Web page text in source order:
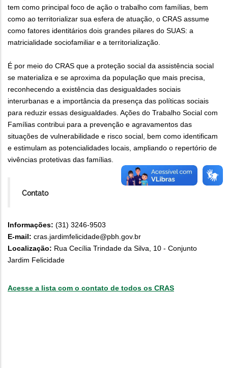
tem como principal foco de ação o trabalho com famílias, bem
como ao territorializar sua esfera de atuação, o CRAS assume
como fatores identitários dois grandes pilares do SUAS: a
matricialidade sociofamiliar e a territorialização.
É por meio do CRAS que a proteção social da assistência social
se materializa e se aproxima da população que mais precisa,
reconhecendo a existência das desigualdades sociais
interurbanas e a importância da presença das políticas sociais
para reduzir essas desigualdades. Ações do Trabalho Social com
Famílias contribui para a prevenção e agravamentos das
situações de vulnerabilidade e risco social, bem como identificam
e estimulam as potencialidades locais, ampliando o repertório de
vivências protetivas das famílias.
Contato
Informações: (31) 3246-9503
E-mail: cras.jardimfelicidade@pbh.gov.br
Localização: Rua Cecília Trindade da Silva, 10 - Conjunto
Jardim Felicidade
Acesse a lista com o contato de todos os CRAS